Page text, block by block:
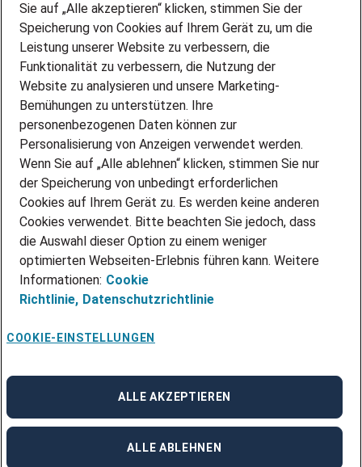
DEINE LEBENSSITUATION
PARTNERSHIP WITH AIRBUS
INITIATIV BEWERBEN
ÜBER UNS
STANDORTE
BLOG
PRESSE
KONTAKT
@Adecco 2026
IMPRESSUM
DATENSCHUTZ
NUTZUNGSBEDINGUNGEN
COOKIE-RICHTLINIEN
BESCHWERDESTELLE
linkedinFacebook
Instagram
Sie auf „Alle akzeptieren“ klicken, stimmen Sie der
Speicherung von Cookies auf Ihrem Gerät zu, um die
Leistung unserer Website zu verbessern, die
Funktionalität zu verbessern, die Nutzung der
Website zu analysieren und unsere Marketing-
Bemühungen zu unterstützen. Ihre
personenbezogenen Daten können zur
Personalisierung von Anzeigen verwendet werden.
Wenn Sie auf „Alle ablehnen“ klicken, stimmen Sie nur
der Speicherung von unbedingt erforderlichen
Cookies auf Ihrem Gerät zu. Es werden keine anderen
Cookies verwendet. Bitte beachten Sie jedoch, dass
die Auswahl dieser Option zu einem weniger
optimierten Webseiten-Erlebnis führen kann. Weitere
Informationen: Cookie
Richtlinie, Datenschutzrichtlinie
COOKIE-EINSTELLUNGEN
ALLE ABLEHNEN
ALLE AKZEPTIEREN